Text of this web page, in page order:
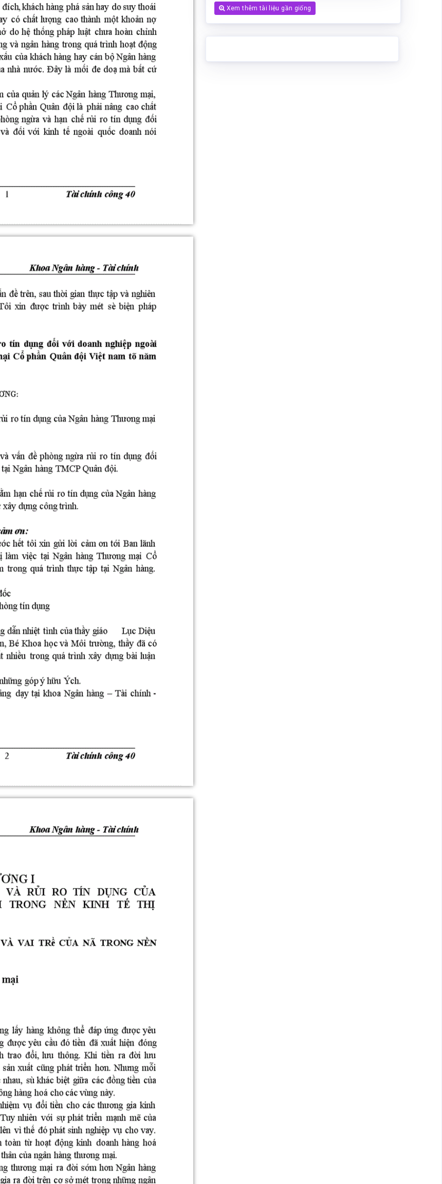
Xem thêm tài liệu gần giống